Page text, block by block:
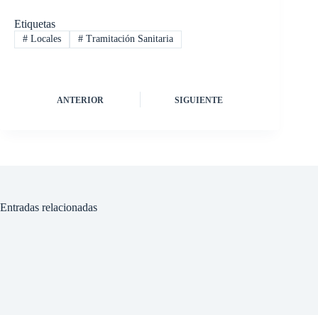
Etiquetas
#Locales #Tramitación Sanitaria
ANTERIOR SIGUIENTE
Entradas relacionadas